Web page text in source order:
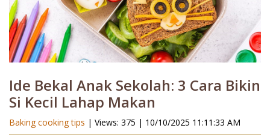
Ide Bekal Anak Sekolah: 3 Cara Bikin
Si Kecil Lahap Makan
Baking cooking tips | Views: 375 | 10/10/2025 11:11:33 AM